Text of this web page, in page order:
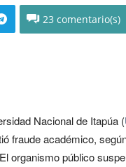
23
Nacional de Itapúa (
fraude académico,
organismo público